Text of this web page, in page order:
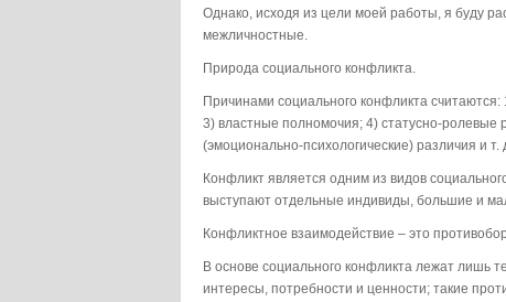
Однако, исходя из цели моей работы, я буду
межличностные.
Природа социального конфликта.
Причинами социального конфликта
3) властные полномочия; 4) статусно-ролевые
(эмоционально-психологические) различия и т.
Конфликт является одним из видов
выступают отдельные индивиды, большие и
Конфликтное взаимодействие – это
В основе социального конфликта лежат лишь
интересы, потребности и ценности; такие